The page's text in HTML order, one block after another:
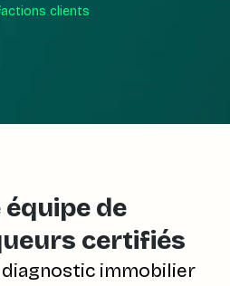
clients
de
certifiés
immobilier